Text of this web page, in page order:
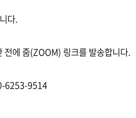
다.
전에 줌(ZOOM) 링크를 발송합니다.
9514